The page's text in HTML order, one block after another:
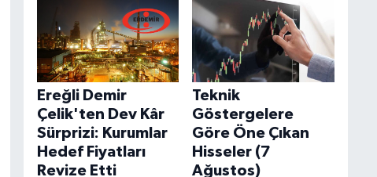
Ereğli Demir
Çelik'ten Dev Kâr
Sürprizi: Kurumlar
Hedef Fiyatları
Revize Etti
Teknik
Göstergelere
Göre Öne Çıkan
Hisseler (7
Ağustos)